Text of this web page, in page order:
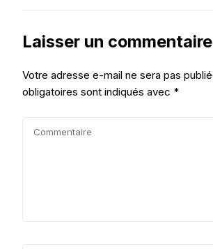
Laisser un commentaire
Votre adresse e-mail ne sera pas
obligatoires sont indiqués avec *